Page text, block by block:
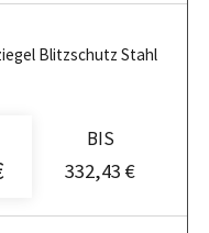
Blitzschutz Stahl
BIS
332,43 €